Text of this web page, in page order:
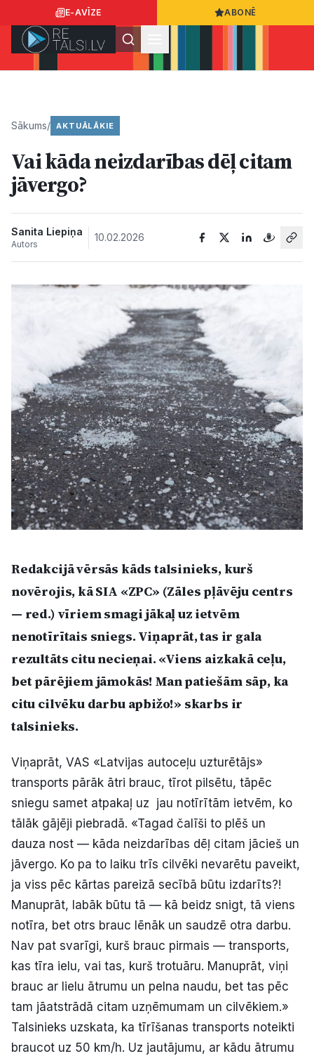
E-AVĪZE ABONĒ
Ziņas
Sports
Kultūra
Bizness
Video
Vieta
Pasākumi
Reklāma
Politiskā reklāma
Par mums
Facebook Instagram YouTube
E-avīze Abonē
Sākums/ AKTUĀLĀKIE
Vai kāda neizdarības dēļ citam
jāvergo?
Sanita Liepiņa
Autors
10.02.2026
Redakcijā vērsās kāds talsinieks, kurš
novērojis, kā SIA «ZPC» (Zāles pļāvēju centrs
— red.) vīriem smagi jākaļ uz ietvēm
nenotīrītais sniegs. Viņaprāt, tas ir gala
rezultāts citu necieņai. «Viens aizkakā ceļu,
bet pārējiem jāmokās! Man patiešām sāp, ka
citu cilvēku darbu apbižo!» skarbs ir
talsinieks.
Viņaprāt, VAS «Latvijas autoceļu uzturētājs»
transports pārāk ātri brauc, tīrot pilsētu, tāpēc
sniegu samet atpakaļ uz jau notīrītām ietvēm, ko
tālāk gājēji piebradā. «Tagad čalīši to plēš un
dauza nost — kāda neizdarības dēļ citam jācieš un
jāvergo. Ko pa to laiku trīs cilvēki nevarētu paveikt,
ja viss pēc kārtas pareizā secībā būtu izdarīts?!
Manuprāt, labāk būtu tā — kā beidz snigt, tā viens
notīra, bet otrs brauc lēnāk un saudzē otra darbu.
Nav pat svarīgi, kurš brauc pirmais — transports,
kas tīra ielu, vai tas, kurš trotuāru. Manuprāt, viņi
brauc ar lielu ātrumu un pelna naudu, bet tas pēc
tam jāatstrādā citam uzņēmumam un cilvēkiem.»
Talsinieks uzskata, ka tīrīšanas transports noteikti
braucot uz 50 km/h. Uz jautājumu, ar kādu ātrumu